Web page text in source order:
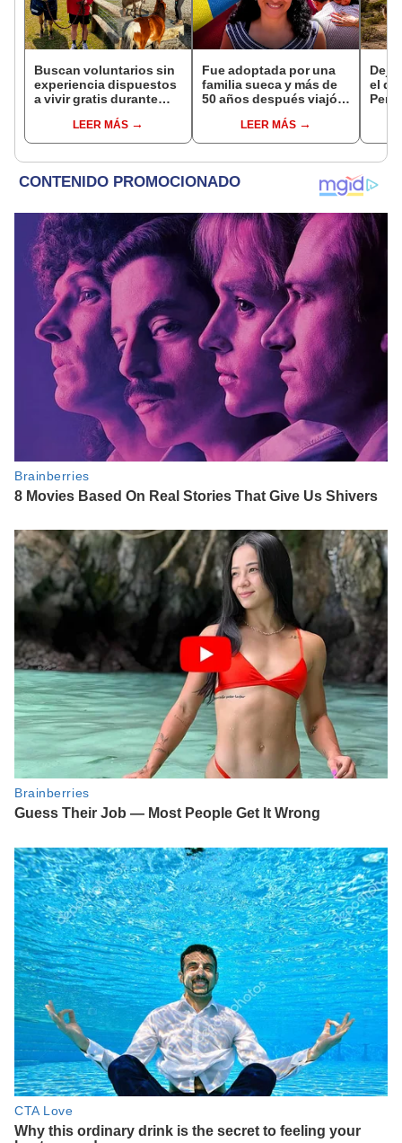
Buscan voluntarios sin
experiencia dispuestos
a vivir gratis durante
cuidar caballos, burros
y otros animales
LEER MÁS
Fue adoptada por una
familia sueca y más de
50 años después viajó a
sus raíces: "Encontré
esa parte faltante"
LEER MÁS
Dejó
el